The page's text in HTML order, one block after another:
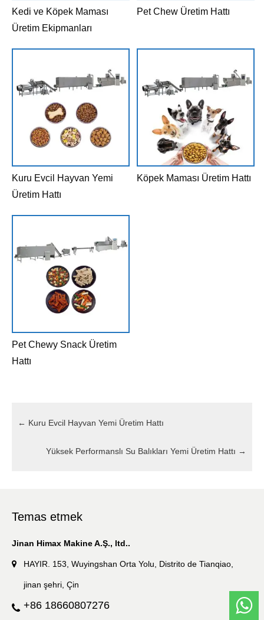
Kedi ve Köpek Maması
Üretim Ekipmanları
Pet Chew Üretim Hattı
Kuru Evcil Hayvan Yemi
Üretim Hattı
Köpek Maması Üretim Hattı
Pet Chewy Snack Üretim
Hattı
← Kuru Evcil Hayvan Yemi Üretim Hattı
Yüksek Performanslı Su Balıkları Yemi Üretim Hattı →
Temas etmek
Jinan Himax Makine A.Ş., ltd..
HAYIR. 153, Wuyingshan Orta Yolu, Distrito de Tianqiao,
jinan şehri, Çin
+86 18660807276